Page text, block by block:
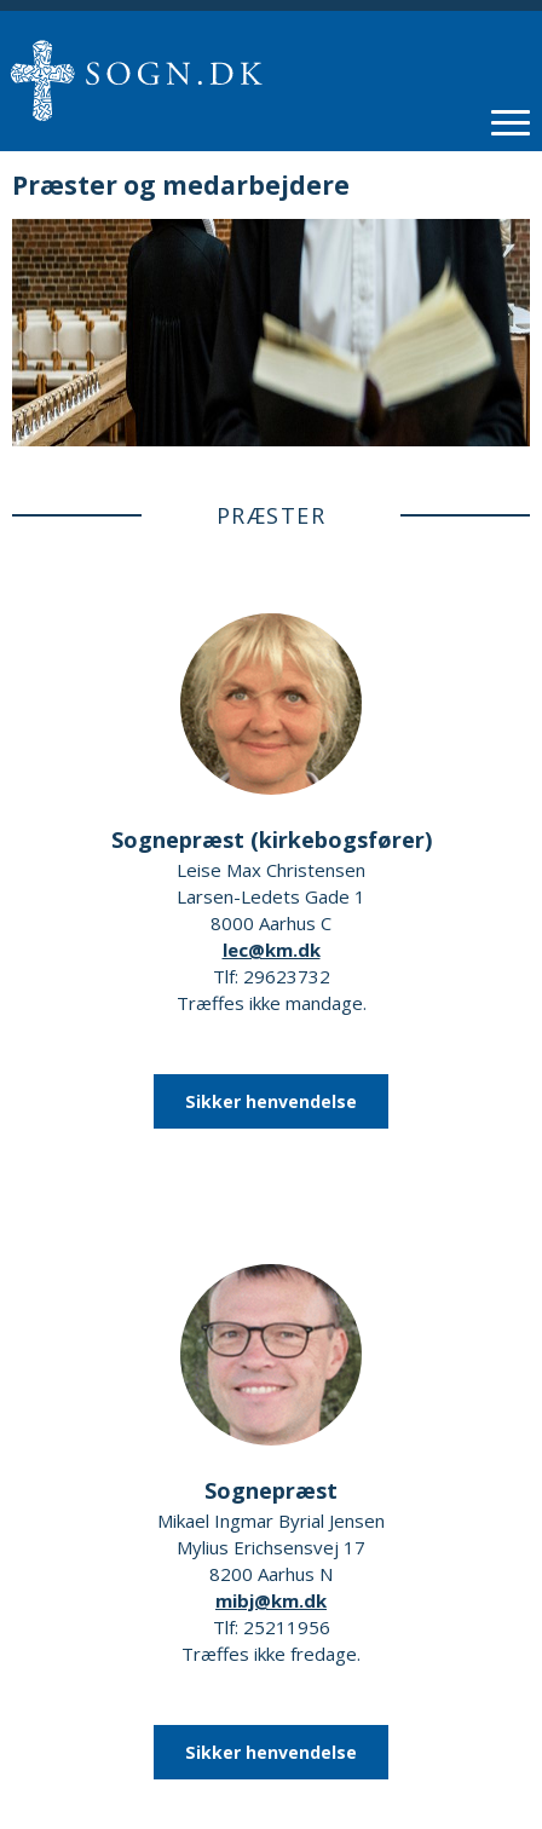
Præster og medarbejdere
PRÆSTER
Sognepræst (kirkebogsfører)
Leise Max Christensen
Larsen-Ledets Gade 1
8000 Aarhus C
lec@km.dk
Tlf: 29623732
Træffes ikke mandage.
Sikker henvendelse
Sognepræst
Mikael Ingmar Byrial Jensen
Mylius Erichsensvej 17
8200 Aarhus N
mibj@km.dk
Tlf: 25211956
Træffes ikke fredage.
Sikker henvendelse